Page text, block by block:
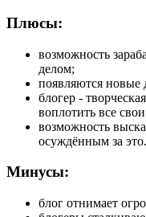
Плюсы:
возможность
делом;
появляются новые
блогер -
воплотить все
возможность
осуждённым за это.
Минусы:
блог отнимает